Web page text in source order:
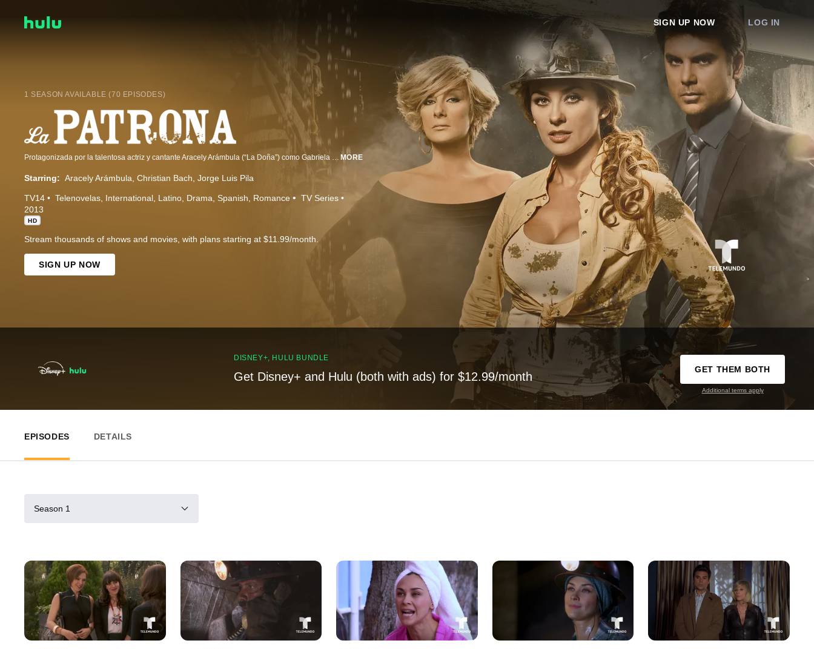
SIGN UP NOW LOG IN
1 SEASON AVAILABLE (70 EPISODES)
Protagonizada por la talentosa actriz y cantante Aracely Arámbula (“La Doña”) como Gabriela Suarez, la única mujer que trabaja como minera y se enamora con Alejandro Beltrán (Jorge Luis Pila “En Otra Piel”). Esta relación le trae muchas problemas a Gabriela, incluyendo su guerra contra Antonia Guerra (Christian Bach “La Impostora”), la dueña de las minas y madre de Alejandro. Siendo incriminada falsamente, Gabriela es encarcelada en una institución mental y separada de todo lo que ama. Ocho años después, Gabriela regresará con una nueva identidad reclamando su venganza contra todos que contribuyeron en su detención, a recuperar su hijo, a pelear por amor, y traer justicia a las minas. MORE
Starring: Aracely Arámbula Christian Bach Jorge Luis Pila
TV14 Telenovelas International Latino Drama Spanish Romance
TV Series
2013
HD
Stream thousands of shows and movies, with plans starting at $11.99/month.
SIGN UP NOW
DISNEY+, HULU BUNDLE
Get Disney+ and Hulu (both with ads) for $12.99/month
GET THEM BOTH
Additional terms apply
EPISODES DETAILS
Season 1